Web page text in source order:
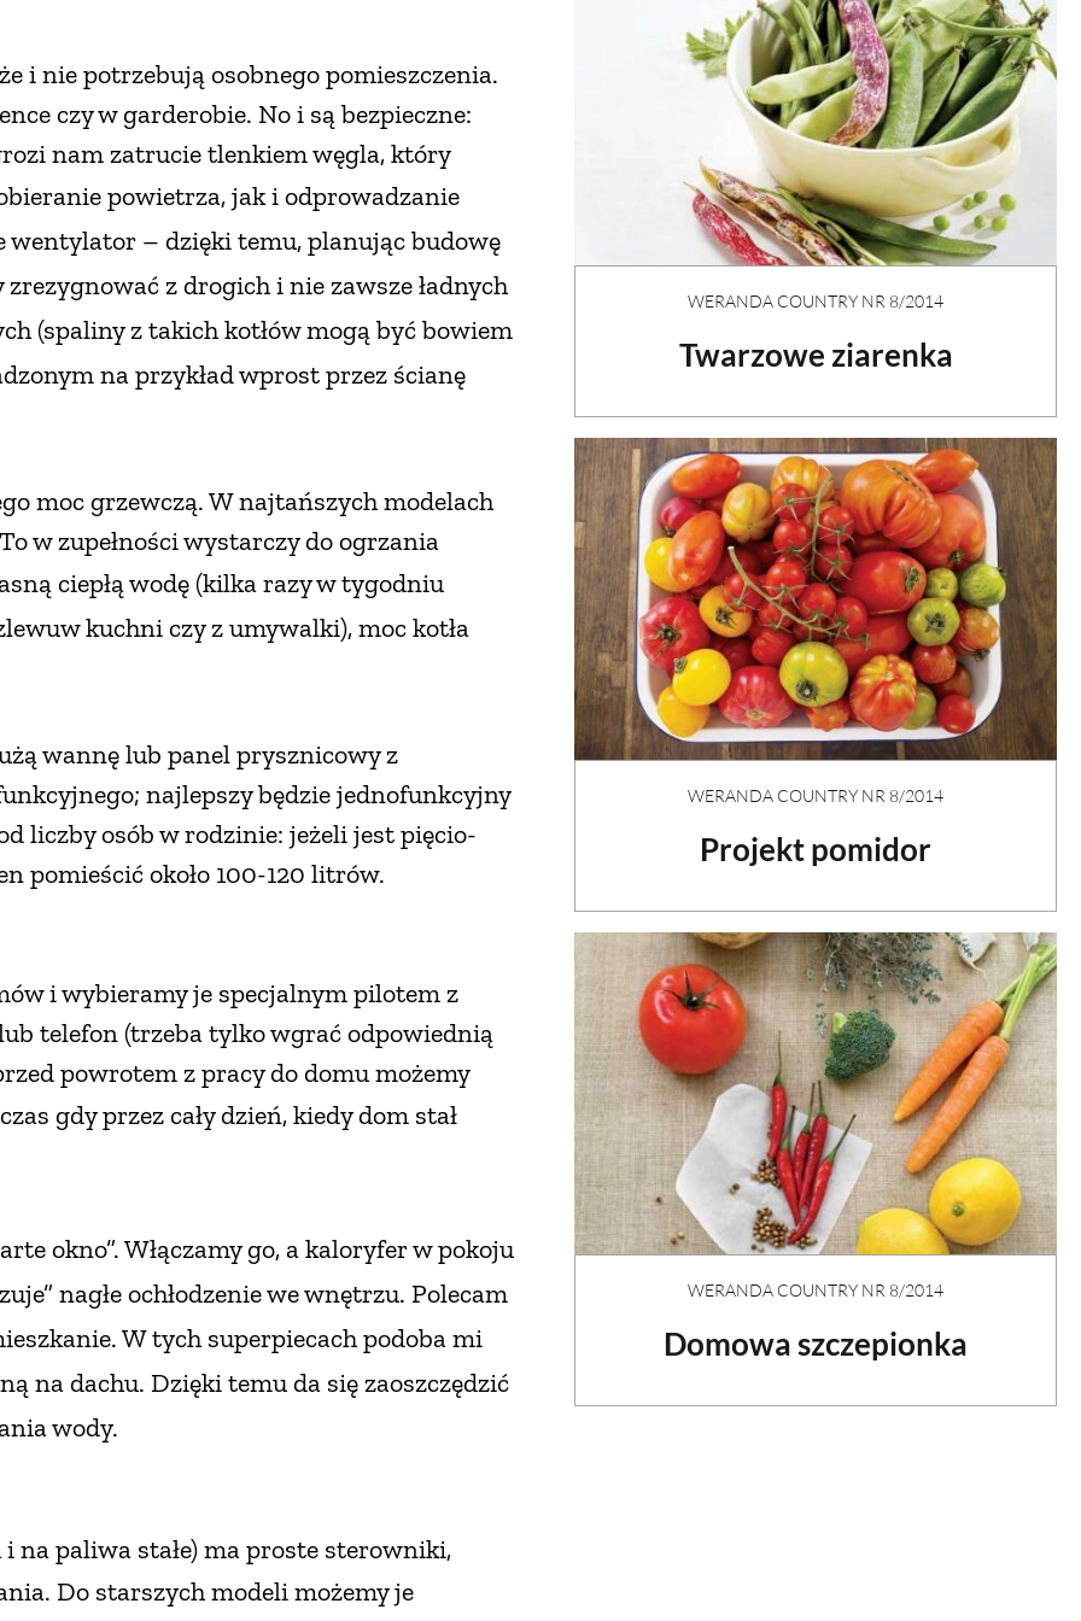
i nie potrzebują osobnego pomieszczenia.
czy w garderobie. No i są bezpieczne:
nam zatrucie tlenkiem węgla, który
powietrza, jak i odprowadzanie
wentylator – dzięki temu,planując budowę
z drogich i nie zawsze ładnych
(spaliny z takich kotłów mogą być bowiem
na przykład wprost przez ścianę
moc grzewczą. W najtańszych modelach
w zupełności wystarczy do ogrzania
ciepłą wodę (kilka razy w tygodniu
w kuchni czy z umywalki), moc kotła
wannę lub panel prysznicowy z
najlepszy będzie jednofunkcyjny
liczby osób w rodzinie: jeżeli jest pięcio-
pomieścić około 100-120 litrów.
i wybieramy je specjalnym pilotem z
telefon (trzeba tylko wgrać odpowiednią
powrotem z pracy do domu możemy
gdy przez cały dzień, kiedy dom stał
okno”. Włączamy go, a kaloryfer w pokoju
nagłe ochłodzenie we wnętrzu. Polecam
W tych superpiecach podoba mi
na dachu. Dzięki temu da się zaoszczędzić
wody.
na paliwa stałe) ma proste sterowniki,
Do starszych modeli możemy je
WERANDA COUNTRY NR 8/2014
Twarzowe ziarenka
WERANDA COUNTRY NR 8/2014
Projekt pomidor
WERANDA COUNTRY NR 8/2014
Domowa szczepionka